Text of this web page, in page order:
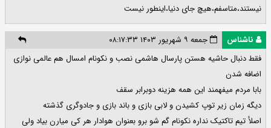
نیستند،متاسفم،هیچ جای دنیا،اینطور نیست
ناشناس
جمعه ۹ شهریور ۱۴۰۳ ۰۸:۱۷:۳۳
فقط دنبال حاشیه هستن پارسال هاشمی نصب و نکونام امسال هم عالمی نوازی
اضافه شدن
بابا مردم میفهمند این همه هزینه دوبرابر سقف
دیگه زمان زیر توپ کشیدن و لابی بازی و باند بازی و جادوگری گذشته
اصلأ تیم تاکتیک نداره نکونام گم شو برو بعنوان هوادار هر کی میارن بیاد ولی